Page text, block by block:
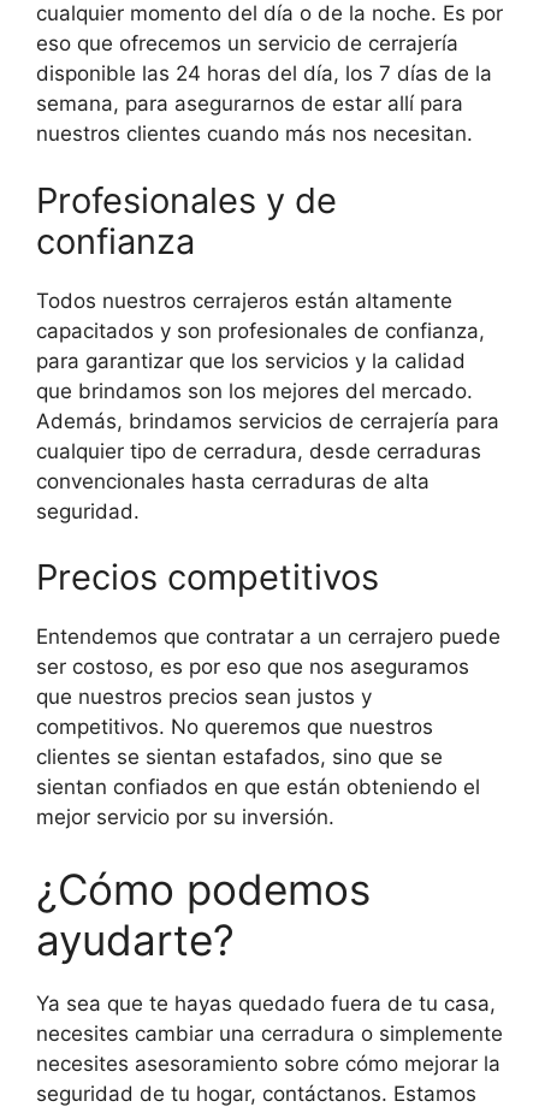
cualquier momento del día o de la noche. Es por
eso que ofrecemos un servicio de cerrajería
disponible las 24 horas del día, los 7 días de la
semana, para asegurarnos de estar allí para
nuestros clientes cuando más nos necesitan.
Profesionales y de
confianza
Todos nuestros cerrajeros están altamente
capacitados y son profesionales de confianza,
para garantizar que los servicios y la calidad
que brindamos son los mejores del mercado.
Además, brindamos servicios de cerrajería para
cualquier tipo de cerradura, desde cerraduras
convencionales hasta cerraduras de alta
seguridad.
Precios competitivos
Entendemos que contratar a un cerrajero puede
ser costoso, es por eso que nos aseguramos
que nuestros precios sean justos y
competitivos. No queremos que nuestros
clientes se sientan estafados, sino que se
sientan confiados en que están obteniendo el
mejor servicio por su inversión.
¿Cómo podemos
ayudarte?
Ya sea que te hayas quedado fuera de tu casa,
necesites cambiar una cerradura o simplemente
necesites asesoramiento sobre cómo mejorar la
seguridad de tu hogar, contáctanos. Estamos